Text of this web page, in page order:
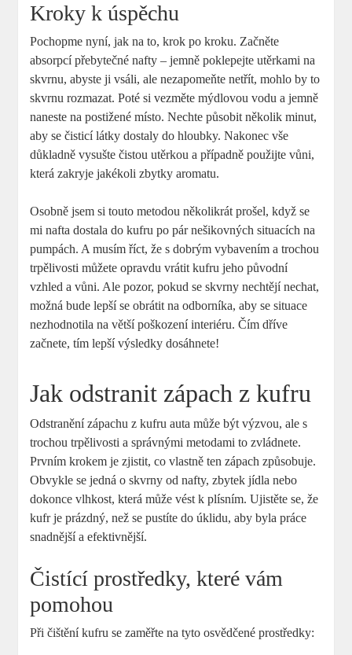
Kroky k úspěchu
Pochopme nyní, jak na to, krok po kroku. Začněte
absorpcí přebytečné nafty – jemně poklepejte utěrkami na
skvrnu, abyste ji vsáli, ale nezapomeňte netřít, mohlo by to
skvrnu rozmazat. Poté si vezměte mýdlovou vodu a jemně
naneste na postižené místo. Nechte působit několik minut,
aby se čisticí látky dostaly do hloubky. Nakonec vše
důkladně vysušte čistou utěrkou a případně použijte vůni,
která zakryje jakékoli zbytky aromatu.
Osobně jsem si touto metodou několikrát prošel, když se
mi nafta dostala do kufru po pár nešikovných situacích na
pumpách. A musím říct, že s dobrým vybavením a trochou
trpělivosti můžete opravdu vrátit kufru jeho původní
vzhled a vůni. Ale pozor, pokud se skvrny nechtějí nechat,
možná bude lepší se obrátit na odborníka, aby se situace
nezhodnotila na větší poškození interiéru. Čím dříve
začnete, tím lepší výsledky dosáhnete!
Jak odstranit zápach z kufru
Odstranění zápachu z kufru auta může být výzvou, ale s
trochou trpělivosti a správnými metodami to zvládnete.
Prvním krokem je zjistit, co vlastně ten zápach způsobuje.
Obvykle se jedná o skvrny od nafty, zbytek jídla nebo
dokonce vlhkost, která může vést k plísním. Ujistěte se, že
kufr je prázdný, než se pustíte do úklidu, aby byla práce
snadnější a efektivnější.
Čistící prostředky, které vám
pomohou
Při čištění kufru se zaměřte na tyto osvědčené prostředky: